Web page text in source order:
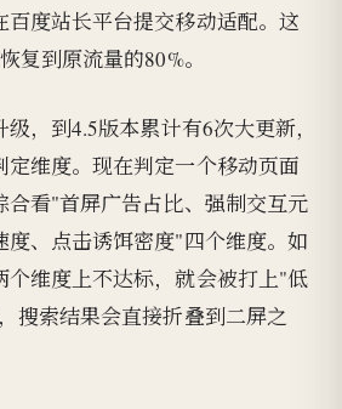
百度站长平台提交移动适配。这
复到原流量的80%。
，到4.5版本累计有6次大更新，
维度。现在判定一个移动页面
合看"首屏广告占比、强制交互元
度、点击诱饵密度"四个维度。如
个维度上不达标，就会被打上"低
搜索结果会直接折叠到二屏之